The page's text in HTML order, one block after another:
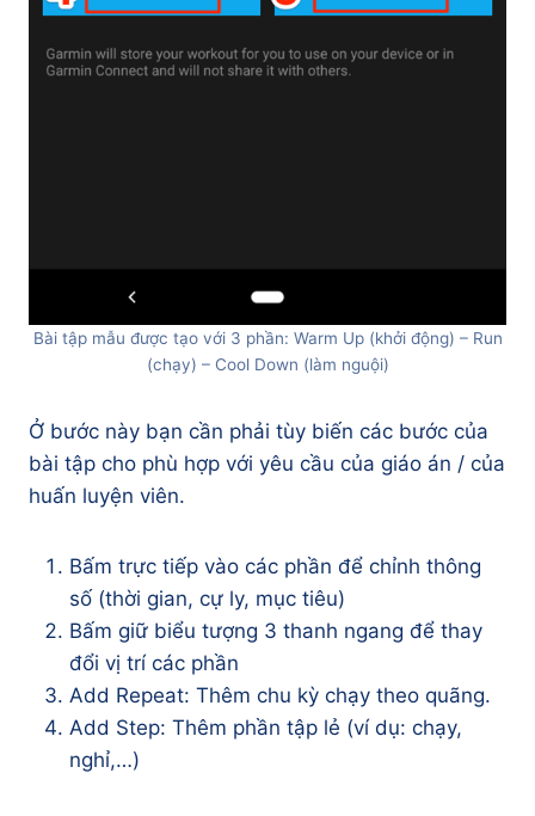
Bài tập mẫu được tạo với 3 phần: Warm Up (khởi động) – Run
(chạy) – Cool Down (làm nguội)
Ở bước này bạn cần phải tùy biến các bước của
bài tập cho phù hợp với yêu cầu của giáo án / của
huấn luyện viên.
Bấm trực tiếp vào các phần để chỉnh thông
số (thời gian, cự ly, mục tiêu)
Bấm giữ biểu tượng 3 thanh ngang để thay
đổi vị trí các phần
Add Repeat: Thêm chu kỳ chạy theo quãng.
Add Step: Thêm phần tập lẻ (ví dụ: chạy,
nghỉ,…)